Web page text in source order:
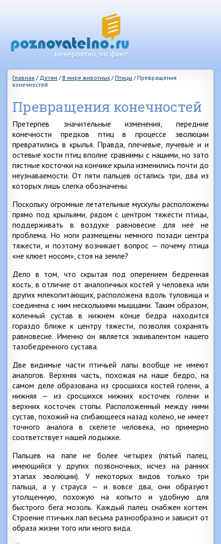
Главная / Детям / В мире животных / Птицы / Превращения
конечностей
Превращения конечностей
Претерпев значительные изменения, передние
конечности предков птиц в процессе эволюции
превратились в крылья. Правда, плечевые, лучевые и и
остевые кости птиц вполне сравнимы с нашими, но зато
пястные косточки на кончике крыла изменились почти до
неузнаваемости. От пяти пальцев остались три, два из
которых лишь слегка обозначены.
Поскольку огромные летательные мускулы расположены
прямо под крыльями, рядом с центром тяжести птицы,
поддерживать в воздухе равновесие для неё не
проблема. Но ноги размещены немного позади центра
тяжести, и поэтому возникает вопрос — почему птица
«не клюет носом», стоя на земле?
Дело в том, что скрытая под оперением бедренная
кость, в отличие от аналогичных костей у человека или
других млекопитающих, расположена вдоль туловища и
соединена с ним несколькими мышцами. Таким образом,
коленный сустав в нижнем конце бедра находится
гораздо ближе к центру тяжести, позволяя сохранять
равновесие. Именно он является эквивалентом нашего
тазобедренного сустава.
Две видимые части птичьей лапы вообще не имеют
аналогов. Верхняя часть, похожая на наше бедро, на
самом деле образована из сросшихся костей голени, а
нижняя — из сросшихся нижних косточек голени и
верхних косточек стопы. Расположенный между ними
сустав, похожий на сгибающееся назад колено, не имеет
точного аналога в скелете человека, но примерно
соответствует нашей лодыжке.
Пальцев на лапе не более четырех (пятый палец,
имеющийся у других позвоночных, исчез на ранних
этапах эволюции). У некоторых видов только три
пальца, а у страуса — и вовсе два, они образуют
утолщенную, похожую на копыто и удобную для
быстрого бега мозоль. Каждый палец снабжен когтем.
Строение птичьих лап весьма разнообразно и зависит от
образа жизни того или иного вида.